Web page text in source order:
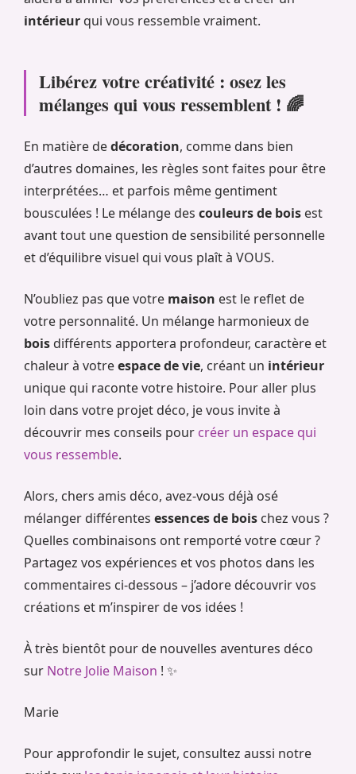
intérieur qui vous ressemble vraiment.
Libérez votre créativité : osez les
mélanges qui vous ressemblent ! 🌈
En matière dedécoration, comme dans bien
d’autres domaines, les règles sont faites pour être
interprétées… et parfois même gentiment
bousculées ! Le mélange des couleurs de bois est
avant tout une question de sensibilité personnelle
et d’équilibre visuel qui vous plaît à VOUS.
N’oubliez pas que votre maison est le reflet de
votre personnalité. Un mélange harmonieux de
bois différents apportera profondeur, caractère et
chaleur à votreespace de vie, créant un intérieur
unique qui raconte votre histoire. Pour aller plus
loin dans votre projet déco, je vous invite à
découvrir mes conseils pour créer un espace qui
vous ressemble.
Alors, chers amis déco, avez-vous déjà osé
mélanger différentes essences de bois chez vous ?
Quelles combinaisons ont remporté votre cœur ?
Partagez vos expériences et vos photos dans les
commentaires ci-dessous – j’adore découvrir vos
créations et m’inspirer de vos idées !
À très bientôt pour de nouvelles aventures déco
sur Notre Jolie Maison ! ✨
Marie
Pour approfondir le sujet, consultez aussi notre